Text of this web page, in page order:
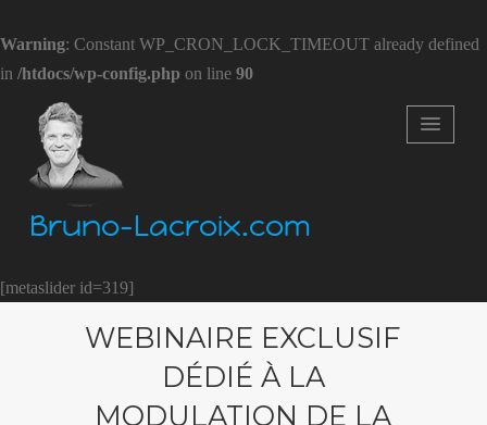
Warning: Constant WP_CRON_LOCK_TIMEOUT already defined
in /htdocs/wp-config.php on line 90
Bruno-Lacroix.com
[metaslider id=319]
WEBINAIRE EXCLUSIF
DÉDIÉ À LA
MODULATION DE LA